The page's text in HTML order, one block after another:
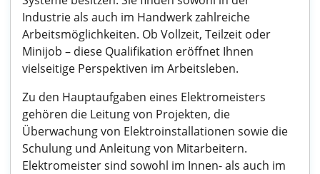
Industrie als auch im Handwerk zahlreiche
Arbeitsmöglichkeiten. Ob Vollzeit, Teilzeit oder
Minijob – diese Qualifikation eröffnet Ihnen
vielseitige Perspektiven im Arbeitsleben.
Zu den Hauptaufgaben eines Elektromeisters
gehören die Leitung von Projekten, die
Überwachung von Elektroinstallationen sowie die
Schulung und Anleitung von Mitarbeitern.
Elektromeister sind sowohl im Innen- als auch im